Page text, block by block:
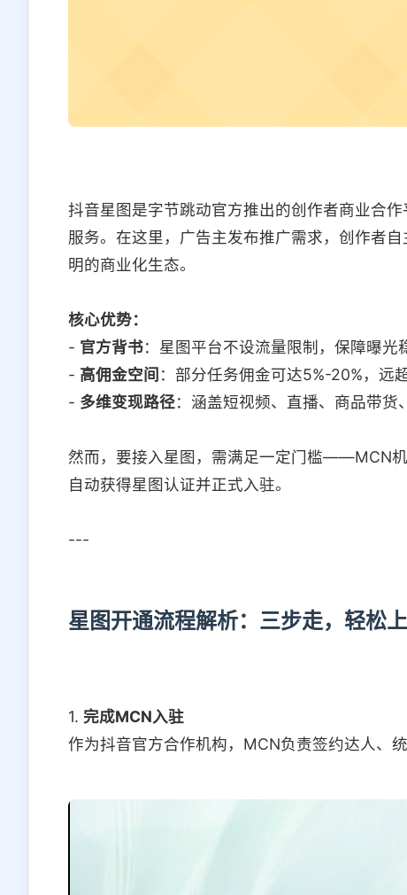
抖音星图是字节跳动官方推出的创作者商业合
服务。在这里，广告主发布推广需求，创作者
明的商业化生态。
核心优势：
- 官方背书：星图平台不设流量限制，保障曝光
- 高佣金空间：部分任务佣金可达5%-20%，远
- 多维变现路径：涵盖短视频、直播、商品带货
然而，要接入星图，需满足一定门槛——MCN
自动获得星图认证并正式入驻。
---
星图开通流程解析：三步走，轻松
1. 完成MCN入驻
作为抖音官方合作机构，MCN负责签约达人、